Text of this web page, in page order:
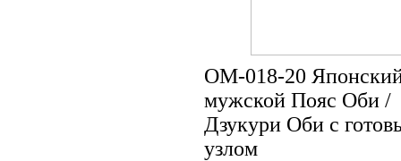
OM-018-20
мужской Пояс Оби /
Дзукури Оби с
узлом